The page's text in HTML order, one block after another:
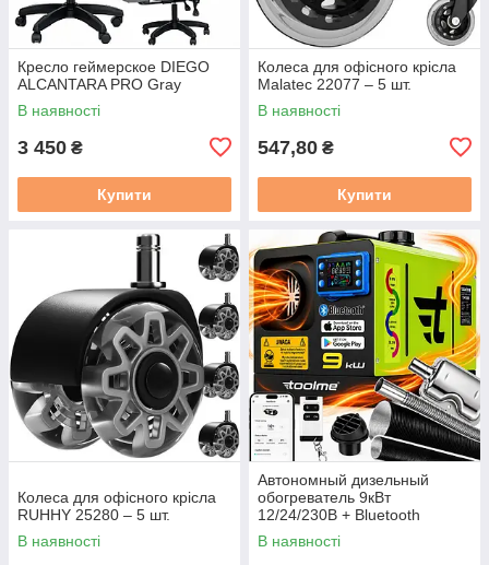
Кресло геймерское DIEGO
ALCANTARA PRO Gray
В наявності
3 450 ₴
Купити
Колеса для офісного крісла
Malatec 22077 – 5 шт.
В наявності
547,80 ₴
Купити
Колеса для офісного крісла
RUHHY 25280 – 5 шт.
В наявності
Автономный дизельный
обогреватель 9кВт
12/24/230В + Bluetooth
Toolme (Польша)
В наявності